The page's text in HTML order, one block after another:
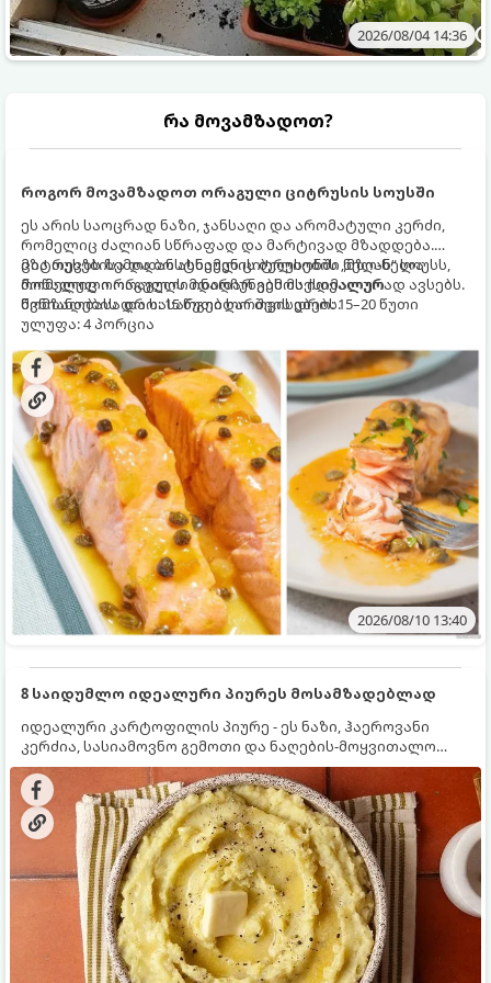
2026/08/04 14:36
რა მოვამზადოთ?
როგორ მოვამზადოთ ორაგული ციტრუსის სოუსში
ეს არის საოცრად ნაზი, ჯანსაღი და არომატული კერძი,
რომელიც ძალიან სწრაფად და მარტივად მზადდება.
ციტრუსებისა და ბოსტნეულის ბულიონში ნელ-ნელა
მოწალული ორაგული ინარჩუნებს მაქსიმალურ
წვნიანობასა და სასარგებლო თვისებებს.
მზა თევზს ზემოდან ასხამენ ციტრუსების „მზიან“ სოუსს,
რომელიც ორაგულის მდიდარ გემოს იდეალურად ავსებს.
მომზადების დრო: 15 წუთი ხარშვის დრო: 15–20 წუთი
ულუფა: 4 პორცია
2026/08/10 13:40
8 საიდუმლო იდეალური პიურეს მოსამზადებლად
იდეალური კარტოფილის პიურე - ეს ნაზი, ჰაეროვანი
კერძია, სასიამოვნო გემოთი და ნაღების-მოყვითალო
ფერით. მისი მომზადება ძალიან მარტივია, მაგრამ
არსებობს რამდენიმე საიდუმლო, რომლებიც უნდა
იცოდეთ, რომ პიურე იდეალურად გემრიელი გამოვიდეს.